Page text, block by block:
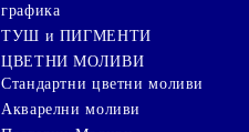
графика
ТУШ и ПИГМЕНТИ
ЦВЕТНИ МОЛИВИ
Стандартни цветни моливи
Акварелни моливи